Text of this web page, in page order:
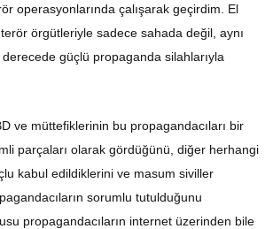
operasyonlarında çalışarak geçirdim. El
örgütleriyle sadece sahada değil, aynı
güçlü propaganda silahlarıyla
ve müttefiklerinin bu propagandacıları bir
parçaları olarak gördüğünü, diğer herhangi
kabul edildiklerini ve masum siviller
sorumlu tutulduğunu
propagandacıların internet üzerinden bile